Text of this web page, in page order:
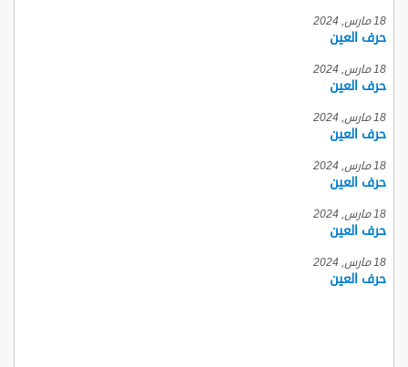
18 مارس, 2024
حرف العين
18 مارس, 2024
حرف العين
18 مارس, 2024
حرف العين
18 مارس, 2024
حرف العين
18 مارس, 2024
حرف العين
18 مارس, 2024
حرف العين